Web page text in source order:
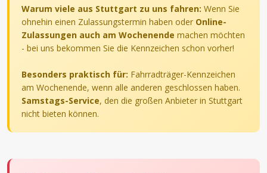
Warum viele aus Stuttgart zu uns fahren: Wenn Sie
ohnehin einen Zulassungstermin haben oder Online-
Zulassungen auch am Wochenende machen möchten
- bei uns bekommen Sie die Kennzeichen schon vorher!
Besonders praktisch für: Fahrradträger-Kennzeichen
am Wochenende, wenn alle anderen geschlossen haben.
Samstags-Service, den die großen Anbieter in Stuttgart
nicht bieten können.